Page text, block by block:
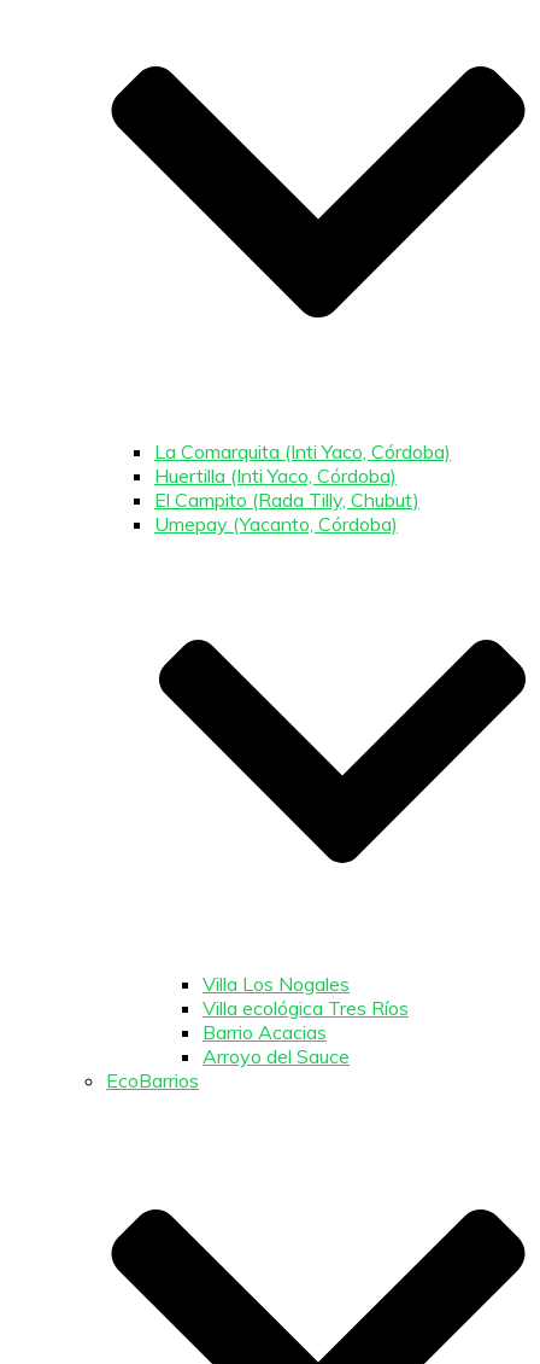
La Comarquita (Inti Yaco, Córdoba)
Huertilla (Inti Yaco, Córdoba)
El Campito (Rada Tilly, Chubut)
Umepay (Yacanto, Córdoba)
Villa Los Nogales
Villa ecológica Tres Ríos
Barrio Acacias
Arroyo del Sauce
EcoBarrios